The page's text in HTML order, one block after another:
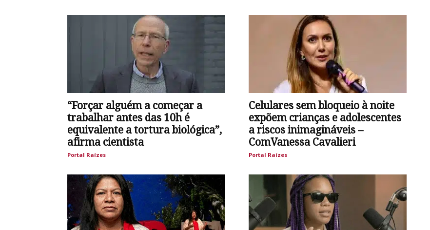
Raízes
Utilidade pública
“Forçar alguém a começar a
trabalhar antes das 10h é
equivalente a tortura biológica”,
afirma cientista
Portal Raízes
Celulares sem bloqueio à noite
expõem crianças e adolescentes
a riscos inimagináveis –
ComVanessa Cavalieri
Portal Raízes